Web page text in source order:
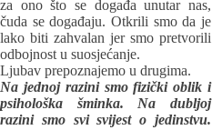
za ono što se događa unutar nas,
čuda se događaju. Otkrili smo da je
lako biti zahvalan jer smo pretvorili
odbojnost u suosjećanje.
Ljubav prepoznajemo u drugima.
Na jednoj razini smo fizički oblik i
psihološka šminka. Na dubljoj
razini smo svi svijest o jedinstvu.